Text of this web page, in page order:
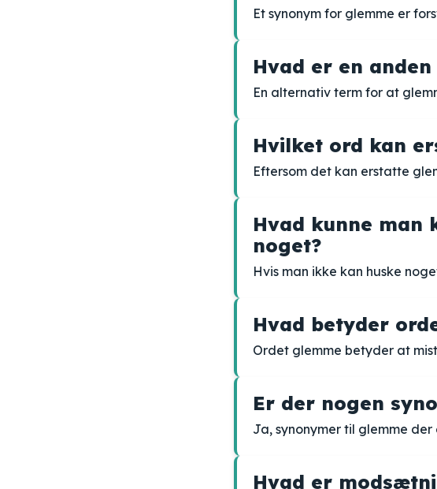
Et synonym for glemme er
Hvad er en
En alternativ term for at
Hvilket ord kan
Eftersom det kan erstatte
Hvad kunne man
noget?
Hvis man ikke kan huske
Hvad betyder
Ordet glemme betyder at
Er der nogen
Ja, synonymer til glemme
Hvad er